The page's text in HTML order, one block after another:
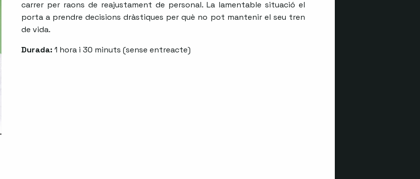
carrer per raons de reajustament de personal. La lamentable situació el
porta a prendre decisions dràstiques per què no pot mantenir el seu tren
de vida.
Durada: 1 hora i 30 minuts (sense entreacte)